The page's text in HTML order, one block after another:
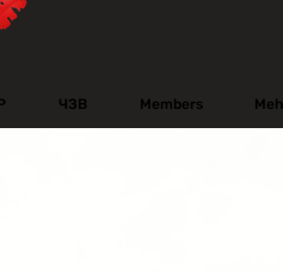
ЧЗВ Members